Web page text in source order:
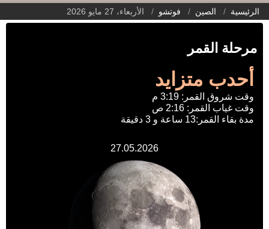
الرئيسية الصين فوتشو الأربعاء، 27 مايو 2026
مرحلة القمر
أحدب متزايد
وقت شروق القمر: 3:19 م
وقت غياب القمر: 2:16 ص
مدة بقاء القمر:13 ساعة و 3 دقيقة
27.05.2026